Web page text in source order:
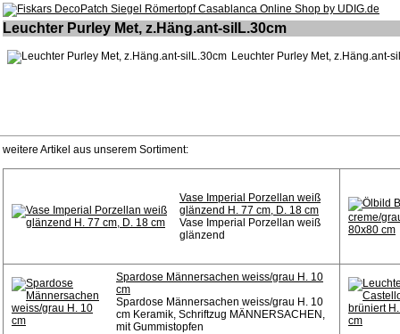
Leuchter Purley Met, z.Häng.ant-silL.30cm
Leuchter Purley Met, z.Häng.ant-
weitere Artikel aus unserem Sortiment:
Vase Imperial Porzellan weiß
glänzend H. 77 cm, D. 18 cm
Vase Imperial Porzellan weiß
glänzend
Spardose Männersachen weiss/grau H. 10
cm
Spardose Männersachen weiss/grau H. 10
cm Keramik, Schriftzug MÄNNERSACHEN,
mit Gummistopfen